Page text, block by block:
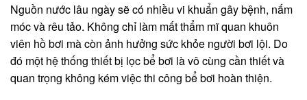
Nguồn nước lâu ngày sẽ có nhiều vi khuẩn gây bệnh, nấm
móc và rêu tảo. Không chỉ làm mất thẩm mĩ quan khuôn
viên hồ bơi mà còn ảnh hưởng sức khỏe người bơi lội. Do
đó một hệ thống thiết bị lọc bể bơi là vô cùng cần thiết và
quan trọng không kém việc thi công bể bơi hoàn thiện.